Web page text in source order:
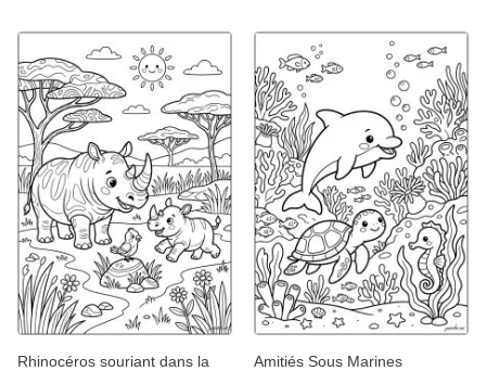
Rhinocéros souriant dans la
Amitiés Sous Marines